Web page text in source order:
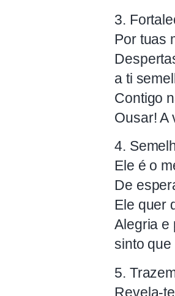
3.
Por tuas
a ti
Contigo
Ousar! A
4.
Ele é o
De
Ele quer
Alegria e
sinto que
5.
Revela-